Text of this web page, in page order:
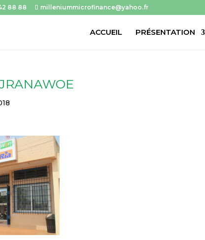
88 88 milleniummicrofinance@yahoo.fr
ACCUEIL PRÉSENTATION